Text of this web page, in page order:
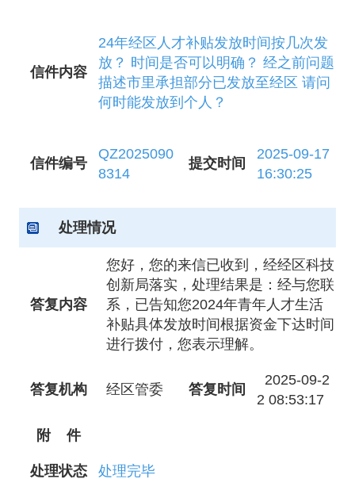
信件内容
24年经区人才补贴发放时间按几次发
放？ 时间是否可以明确？ 经之前问题
描述市里承担部分已发放至经区 请问
何时能发放到个人？
信件编号
QZ2025090
8314
提交时间
2025-09-17
16:30:25
处理情况
答复内容
您好，您的来信已收到，经经区科技
创新局落实，处理结果是：经与您联
系，已告知您2024年青年人才生活
补贴具体发放时间根据资金下达时间
进行拨付，您表示理解。
答复机构 经区管委 答复时间
2025-09-2
2 08:53:17
附 件
处理状态 处理完毕